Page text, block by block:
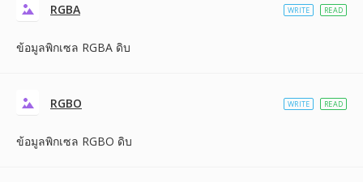
RGBA
ข้อมูลพิกเซล RGBA ดิบ
WRITE READ
RGBO
ข้อมูลพิกเซล RGBO ดิบ
WRITE READ